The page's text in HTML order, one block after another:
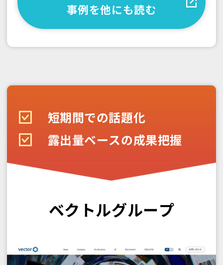
事例を他にも読む
短期間での話題化
露出量ベースの成果把握
ベクトルグループ